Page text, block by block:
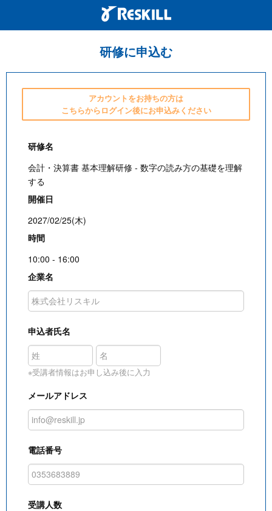
研修に申込む
アカウントをお持ちの方は
こちらからログイン後にお申込みください
研修名
会計・決算書 基本理解研修 - 数字の読み方の基礎を理解
する
開催日
2027/02/25(木)
時間
10:00 - 16:00
企業名
申込者氏名
※受講者情報はお申し込み後に入力
メールアドレス
電話番号
受講人数